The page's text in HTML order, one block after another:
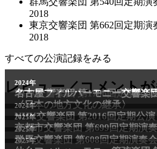
2018
東京交響楽団 第662回定期演
2018
すべての公演記録をみる
レビュー／コメント